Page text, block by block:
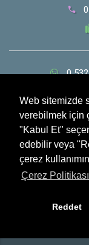
Web sitemizde
verebilmek için
"Kabul Et"
edebilir veya
çerez
Çerez Politikası
Reddet
0
Tüm